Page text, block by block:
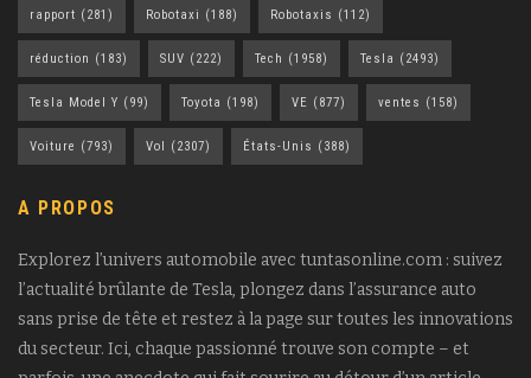
rapport (281) Robotaxi (188) Robotaxis (112)
réduction (183) SUV (222) Tech (1958) Tesla (2493)
Tesla Model Y (99) Toyota (198) VE (877) ventes (158)
Voiture (793) Vol (2307) États-Unis (388)
A PROPOS
Explorez l’univers automobile avec tuntasonline.com : suivez
l’actualité brûlante de Tesla, plongez dans l’assurance auto
sans prise de tête et restez à la page sur toutes les innovations
du secteur. Ici, chaque passionné trouve son compte – et